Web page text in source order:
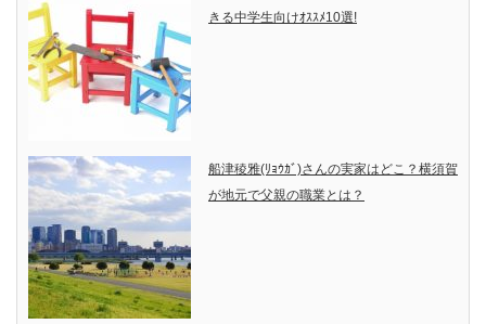
きる中学生向けｵｽｽﾒ10選!
船津稜雅(ﾘｮｳｶﾞ)さんの実家はどこ？横須賀
が地元で父親の職業とは？